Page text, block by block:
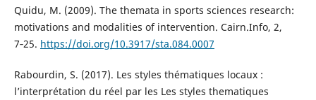
Quidu, M. (2009). The themata in sports sciences research:
motivations and modalities of intervention. Cairn.Info, 2,
7‑25. https://doi.org/10.3917/sta.084.0007
Rabourdin, S. (2017). Les styles thématiques locaux :
l’interprétation du réel par les Les styles thematiques